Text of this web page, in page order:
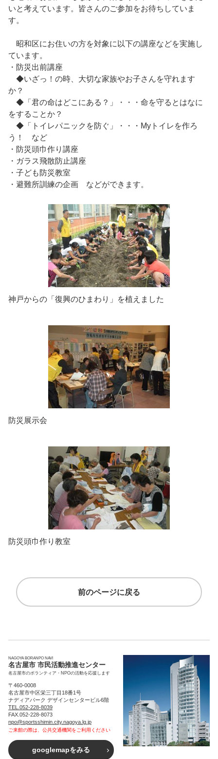
いと考えています。皆さんのご参加をお待ちしていま
す。
昭和区にお住いの方を対象に以下の講座などを実施し
ています。
・防災出前講座
◆いざっ！の時、大切な家族やお子さんを守れます
か？
◆「君の命はどこにある？」・・・命を守るとはなに
をすることか？
◆「トイレパニックを防ぐ」・・・Myトイレを作ろ
う！ など
・防災頭巾作り講座
・ガラス飛散防止講座
・子ども防災教室
・避難所訓練の企画 などができます。
神戸からの「復興のひまわり」を植えました
防災展示会
防災頭巾作り教室
前のページに戻る
NAGOYA BORANPO NAVI
名古屋市 市民活動推進センター
名古屋市のボランティア・NPOの活動を応援します
〒460-0008
名古屋市中区栄三丁目18番1号
ナディアパーク デザインセンタービル6階
TEL.052-228-8039
FAX.052-228-8073
npo@sportsshimin.city.nagoya.lg.jp
ご来館の際は、公共交通機関をご利用ください
googlemapをみる